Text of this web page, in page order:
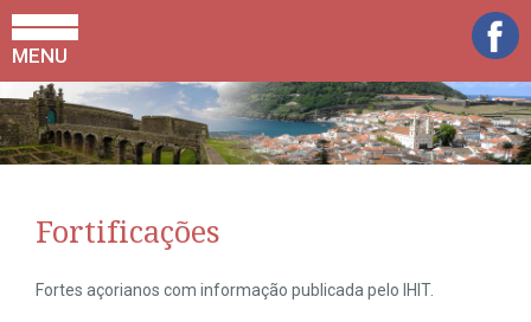
MENU
Fortificações
Fortes açorianos com informação publicada pelo IHIT.